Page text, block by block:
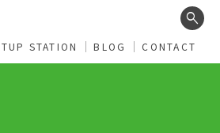
search
STATION BLOG CONTACT